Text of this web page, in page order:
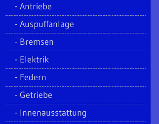
Antriebe
Auspuffanlage
Bremsen
Elektrik
Federn
Getriebe
Innenausstattung